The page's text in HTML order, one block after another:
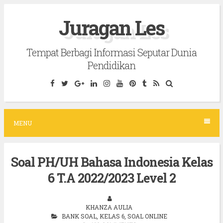
c
Juragan Les
Tempat Berbagi Informasi Seputar Dunia
Pendidikan
MENU
Soal PH/UH Bahasa Indonesia Kelas
6 T.A 2022/2023 Level 2
KHANZA AULIA
BANK SOAL, KELAS 6, SOAL ONLINE